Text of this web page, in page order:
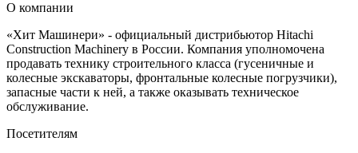
О компании
«Хит Машинери» - официальный дистрибьютор Hitachi
Construction Machinery в России. Компания уполномочена
продавать технику строительного класса (гусеничные и
колесные экскаваторы, фронтальные колесные погрузчики),
запасные части к ней, а также оказывать техническое
обслуживание.
Посетителям